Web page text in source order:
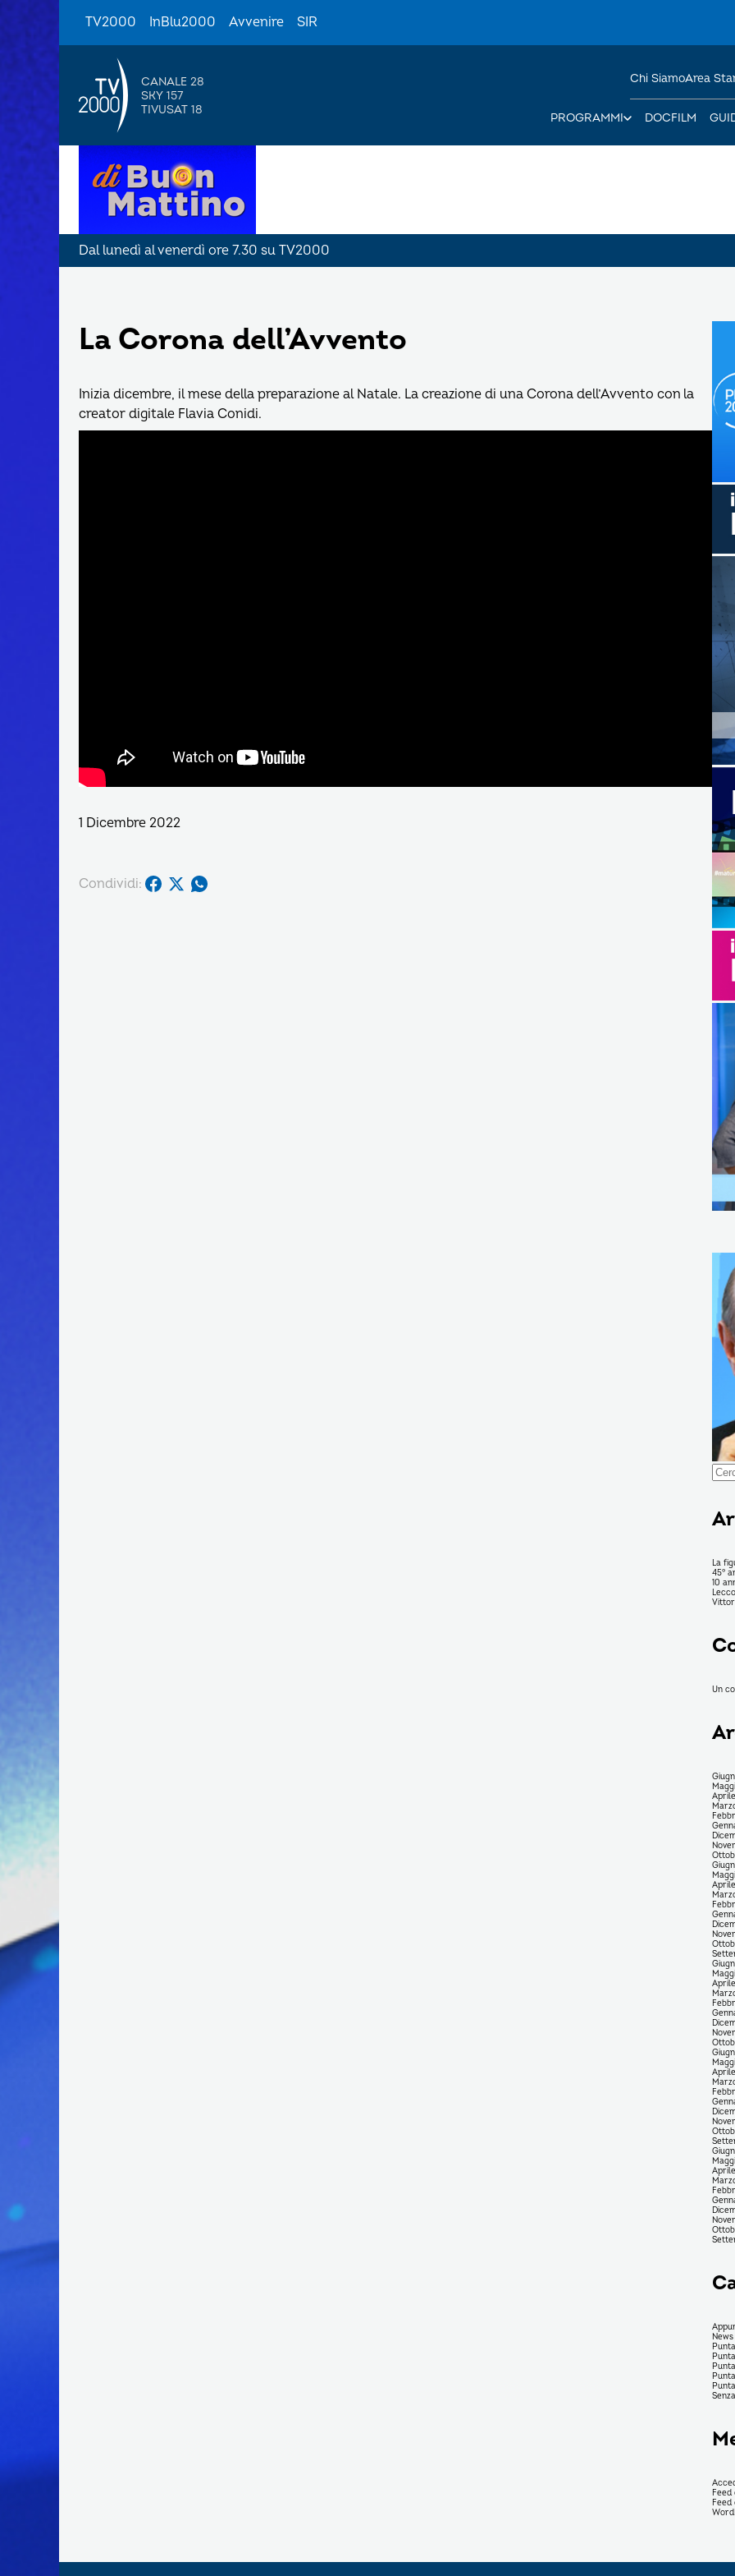
TV2000 InBlu2000 Avvenire SIR
CANALE 28
SKY 157
TIVUSAT 18
PROGRAMMI DOCFILM
Chi SiamoArea
Dal lunedì al venerdì ore 7.30 su TV2000
La Corona dell’Avvento
Inizia dicembre, il mese della preparazione al Natale. La creazione di una Corona dell’Avvento con la
creator digitale Flavia Conidi.
1 Dicembre 2022
Condividi:
per:
La
45°
10
Un
News
Feed
Feed